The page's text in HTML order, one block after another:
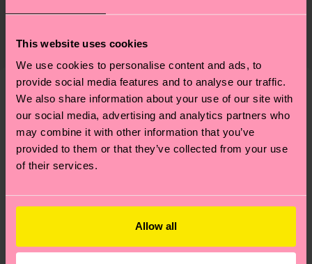
This website uses cookies
We use cookies to personalise content and ads, to
provide social media features and to analyse our traffic.
We also share information about your use of our site with
our social media, advertising and analytics partners who
may combine it with other information that you’ve
provided to them or that they’ve collected from your use
of their services.
Allow all
Zertifizierungen – es geht auch um eine ethische
richtige Pflege von Socken und VIELES MEHR!
Weitere Informationen sowie Tipps und Tricks
findest du auf unsererNachhaltigkeitsseite.
ab und unsere länderspezifische Versandübersicht
findest duhier . Die Lieferzeit beginnt sobald
deine Bestellung versandt wurde. Bitte bedenke,
dass es sich hierbei um einen Richtwert handelt
und die genaue Lieferzeit von der lokalen Post in
deinem Land abhängt.
Du hast Fragen zu einer Retoure? In unserem
am häufigsten gestellten Fragen.
Neuheit